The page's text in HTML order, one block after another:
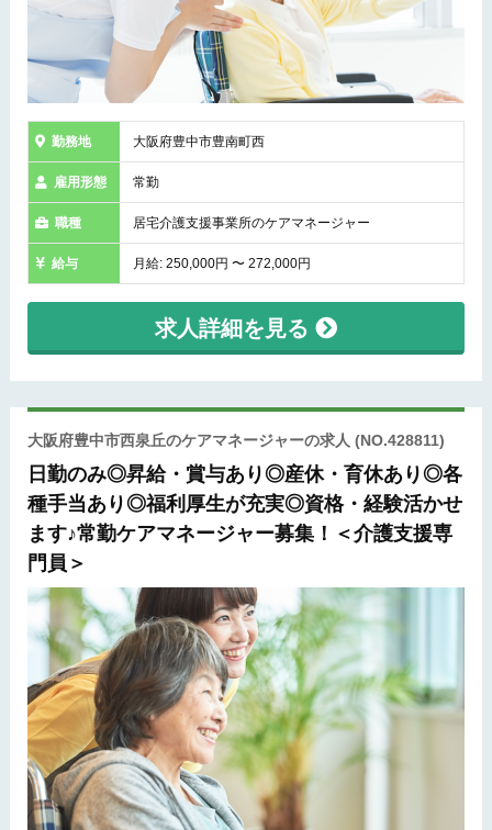
勤務地 大阪府豊中市豊南町西
雇用形態 常勤
職種 居宅介護支援事業所のケアマネージャー
給与 月給: 250,000円 〜 272,000円
求人詳細を見る
大阪府豊中市西泉丘のケアマネージャーの求人 (NO.428811)
日勤のみ◎昇給・賞与あり◎産休・育休あり◎各
種手当あり◎福利厚生が充実◎資格・経験活かせ
ます♪常勤ケアマネージャー募集！＜介護支援専
門員＞